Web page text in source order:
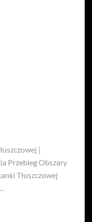
|
Przebieg Obszary
Tłuszczowej